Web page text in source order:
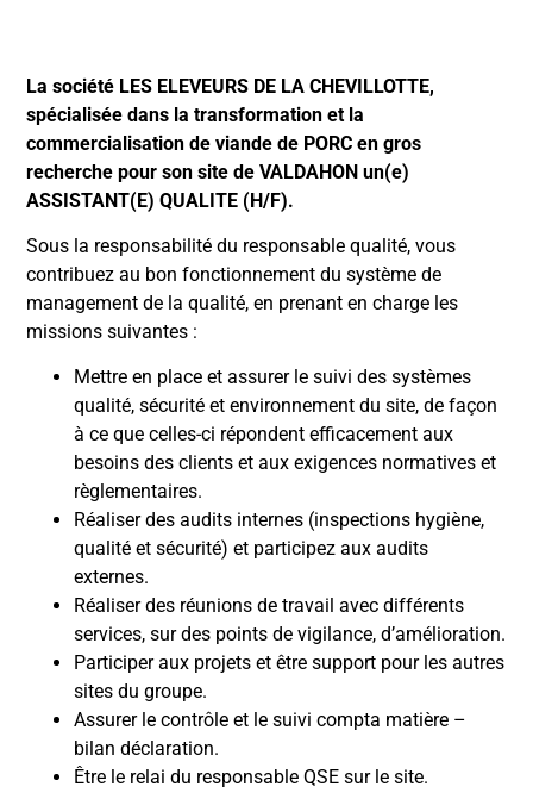
La société LES ELEVEURS DE LA CHEVILLOTTE,
spécialisée dans la transformation et la
commercialisation de viande de PORC en gros
recherche pour son site de VALDAHON un(e)
ASSISTANT(E) QUALITE (H/F).
Sous la responsabilité du responsable qualité, vous
contribuez au bon fonctionnement du système de
management de la qualité, en prenant en charge les
missions suivantes :
Mettre en place et assurer le suivi des systèmes
qualité, sécurité et environnement du site, de façon
à ce que celles-ci répondent efficacement aux
besoins des clients et aux exigences normatives et
règlementaires.
Réaliser des audits internes (inspections hygiène,
qualité et sécurité) et participez aux audits
externes.
Réaliser des réunions de travail avec différents
services, sur des points de vigilance, d’amélioration.
Participer aux projets et être support pour les autres
sites du groupe.
Assurer le contrôle et le suivi compta matière –
bilan déclaration.
Être le relai du responsable QSE sur le site.